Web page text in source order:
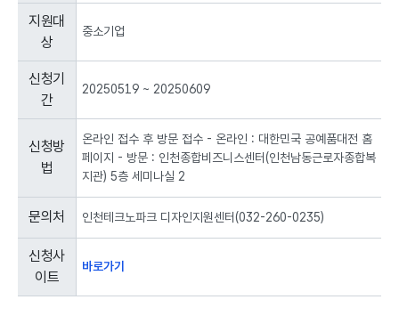
상,
기
간,
청
법,
처,
청
트
지원대
상
중소기업
신청기
간
20250519 ~ 20250609
신청방
법
온라인 접수 후 방문 접수 - 온라인 : 대한민국 공예품대전 홈
페이지 - 방문 : 인천종합비즈니스센터(인천남동근로자종합복
지관) 5층 세미나실 2
문의처 인천테크노파크 디자인지원센터(032-260-0235)
신청사
이트
바로가기